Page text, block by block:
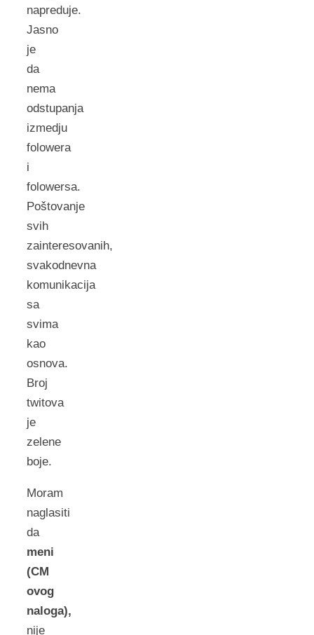
napreduje.
Jasno
je
da
nema
odstupanja
izmedju
folowera
i
folowersa.
Poštovanje
svih
zainteresovanih,
svakodnevna
komunikacija
sa
svima
kao
osnova.
Broj
twitova
je
zelene
boje.
Moram
naglasiti
da
meni
(CM
ovog
naloga),
nije